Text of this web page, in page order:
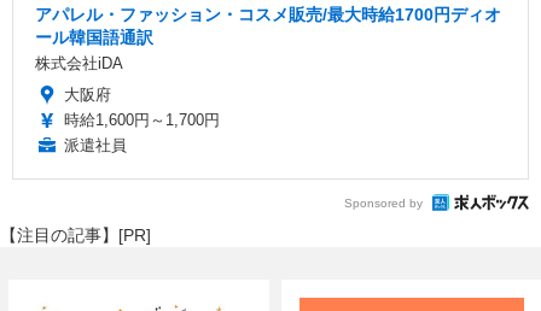
アパレル・ファッション・コスメ販売/最大時給1700円ディオ
ール韓国語通訳
株式会社iDA
大阪府
時給1,600円～1,700円
派遣社員
Sponsored by
【注目の記事】[PR]